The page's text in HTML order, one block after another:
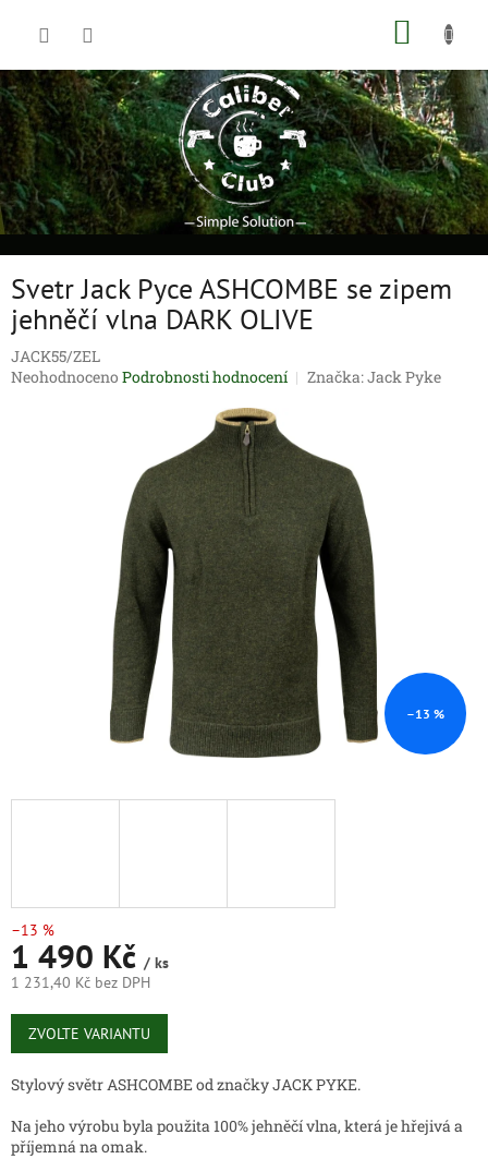
Svetr Jack Pyce ASHCOMBE se zipem
jehněčí vlna DARK OLIVE
JACK55/ZEL
Průměrné
Neohodnoceno Podrobnosti hodnocení Značka:Jack Pyke
–13 %
–13 %
1 490 Kč / ks
1 231,40 Kč bez DPH
Měrná
cena:
ZVOLTE VARIANTU
Stylový světr ASHCOMBE od značky JACK PYKE.
Na jeho výrobu byla použita 100% jehněčí vlna, která je hřejivá a
příjemná na omak.